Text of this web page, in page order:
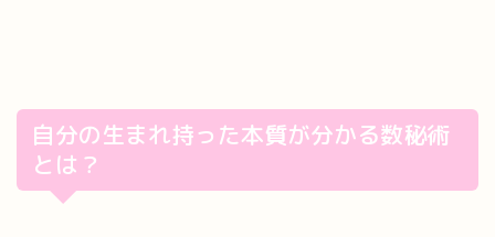
自分の生まれ持った本質が分かる数秘術
とは？